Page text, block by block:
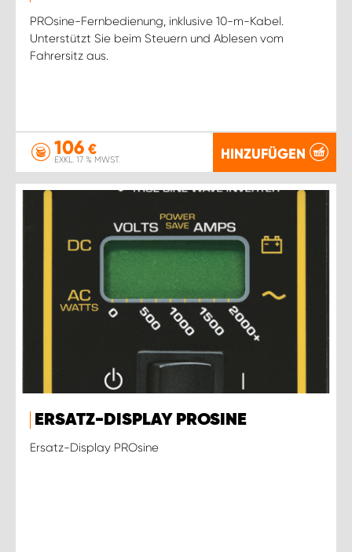
PROsine-Fernbedienung, inklusive 10-m-Kabel.
Unterstützt Sie beim Steuern und Ablesen vom
Fahrersitz aus.
106 €
EXKL. 17 % MWST. HINZUFÜGEN
ERSATZ-DISPLAY PROSINE
Ersatz-Display PROsine